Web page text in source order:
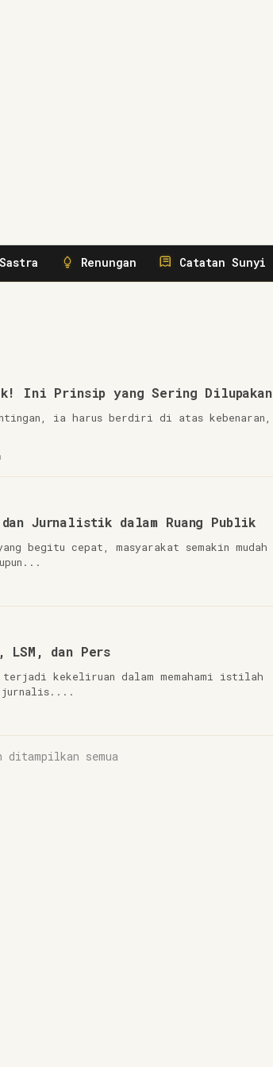
Renungan Catatan Sunyi
Ini Prinsip yang Sering Dilupakan
kebenaran,
dan Jurnalistik dalam Ruang Publik
begitu cepat, masyarakat semakin mudah
LSM, dan Pers
terjadi kekeliruan dalam memahami istilah
jurnalis....
ditampilkan semua